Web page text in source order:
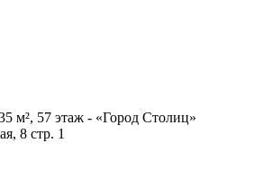
м², 57 этаж - «Город Столиц»
8 стр. 1